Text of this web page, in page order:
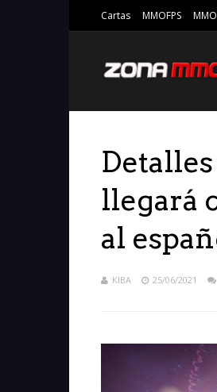
Cartas MMOFPS
llegará
al
KIBA 25/06/2021